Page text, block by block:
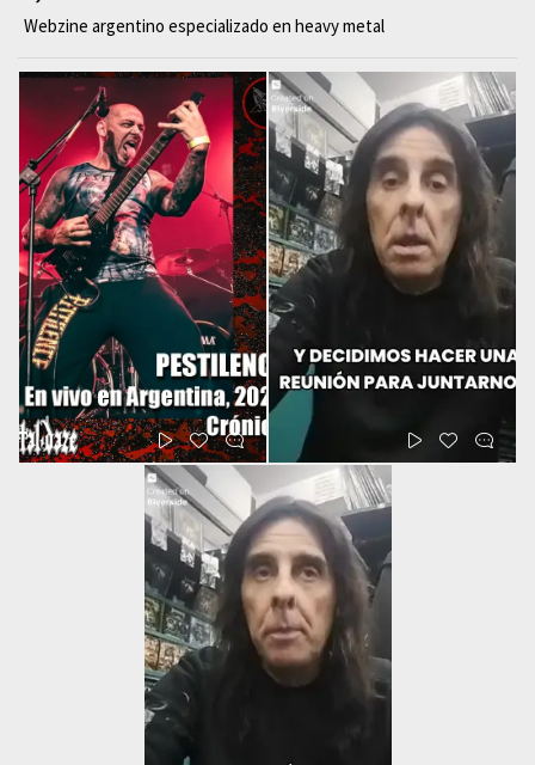
Webzine argentino especializado en heavy metal